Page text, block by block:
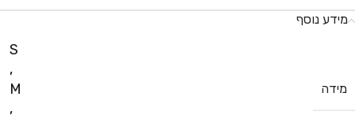
מידע נוסף
מידה
S
,
M
,